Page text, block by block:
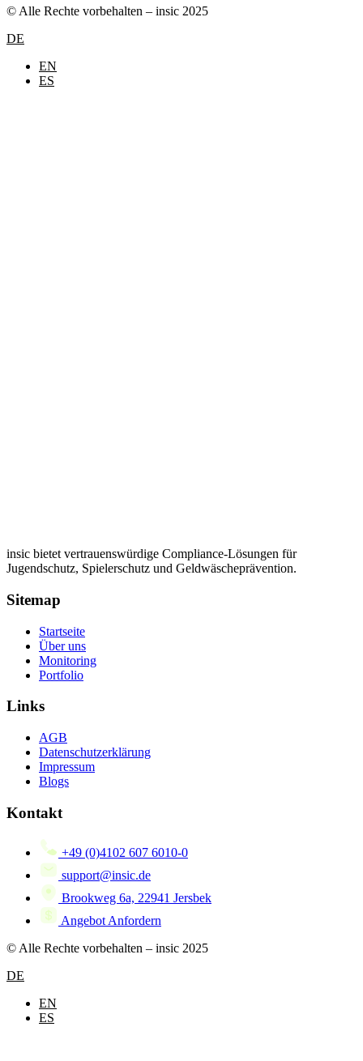
© Alle Rechte vorbehalten – insic 2025
DE
EN
ES
insic bietet vertrauenswürdige Compliance-Lösungen für
Jugendschutz, Spielerschutz und Geldwäscheprävention.
Sitemap
Startseite
Über uns
Monitoring
Portfolio
Links
AGB
Datenschutzerklärung
Impressum
Blogs
Kontakt
+49 (0)4102 607 6010-0
support@insic.de
Brookweg 6a, 22941 Jersbek
Angebot Anfordern
© Alle Rechte vorbehalten – insic 2025
DE
EN
ES